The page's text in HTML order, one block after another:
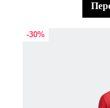
-30%